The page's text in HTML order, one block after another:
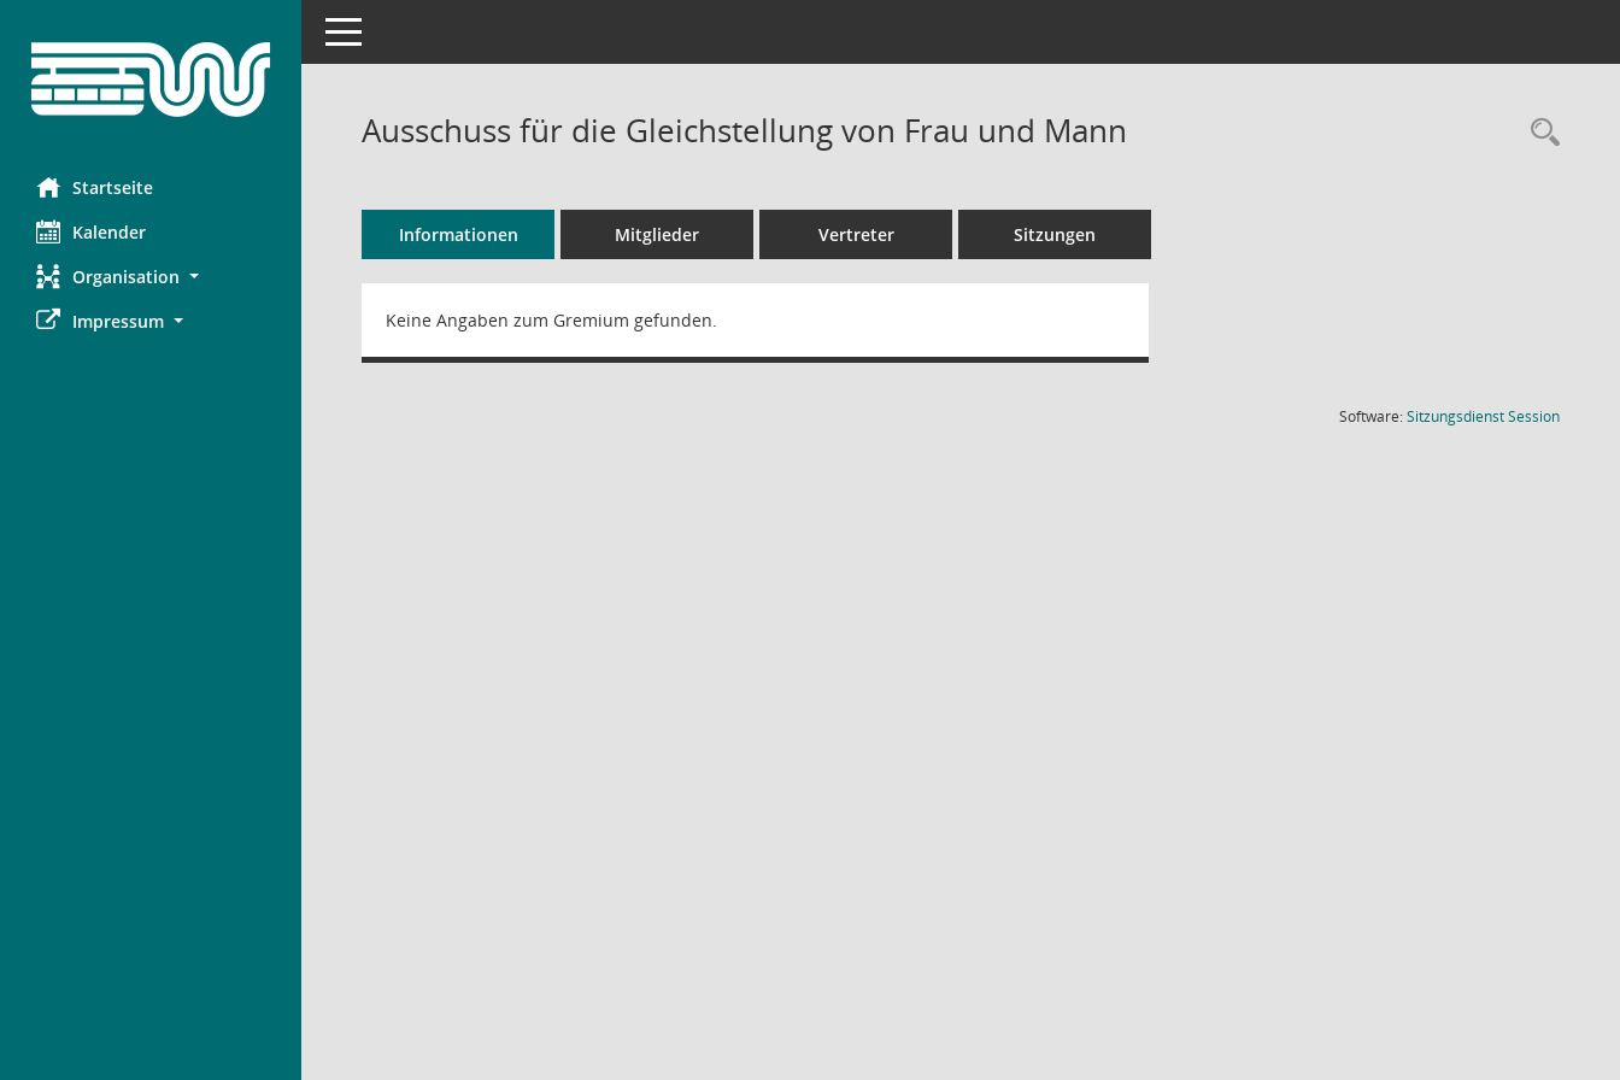
Startseite
Kalender
Organisation
Impressum
Toggle navigation
Ausschuss für die Gleichstellung von Frau und Mann
Informationen Mitglieder Vertreter Sitzungen
Keine Angaben zum Gremium gefunden.
Software:SitzungsdienstSession(Wird in